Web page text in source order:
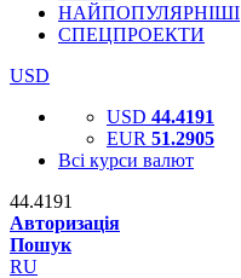
НАЙПОПУЛЯРНІШІ
СПЕЦПРОЕКТИ
USD
USD 44.4191
EUR 51.2905
Всі курси валют
44.4191
Авторизація
Пошук
RU